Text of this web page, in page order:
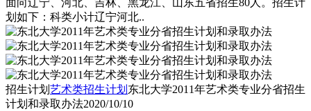
面向辽宁、河北、吉林、黑龙江、山东五省招生80人。招生计
划如下：科类小计辽宁河北..
招生计划 艺术类招生计划 东北大学2011年艺术类专业分省招生
计划和录取办法2020/10/10